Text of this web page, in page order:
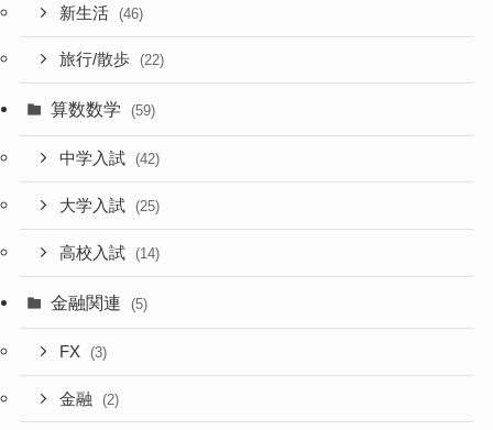
新生活 (46)
旅行/散歩 (22)
算数数学 (59)
中学入試 (42)
大学入試 (25)
高校入試 (14)
金融関連 (5)
FX (3)
金融 (2)